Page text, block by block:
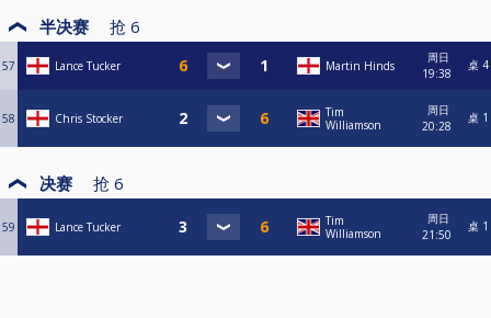
半决赛 抢 6
57 Lance Tucker Martin Hinds
周日
19:38
桌 4
58 Chris Stocker
Tim
Williamson
周日
20:28
桌 1
决赛 抢 6
59 Lance Tucker
Tim
Williamson
周日
21:50
桌 1